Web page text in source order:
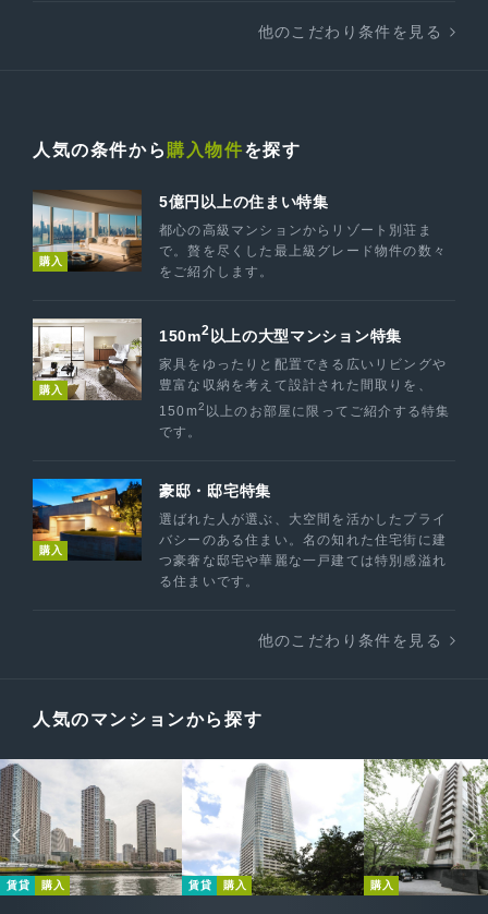
他のこだわり条件を見る
人気の条件から 購入物件を探す
購入
5億円以上の住まい特集
都心の高級マンションからリゾート別荘ま
で。贅を尽くした最上級グレード物件の数々
をご紹介します。
購入
150m2 以上の大型マンション特集
家具をゆったりと配置できる広いリビングや
豊富な収納を考えて設計された間取りを、
150m2 以上のお部屋に限ってご紹介する特集
です。
購入
豪邸・邸宅特集
選ばれた人が選ぶ、大空間を活かしたプライ
バシーのある住まい。名の知れた住宅街に建
つ豪奢な邸宅や華麗な一戸建ては特別感溢れ
る住まいです。
他のこだわり条件を見る
人気のマンションから探す
賃貸 購入 賃貸 購入 購入